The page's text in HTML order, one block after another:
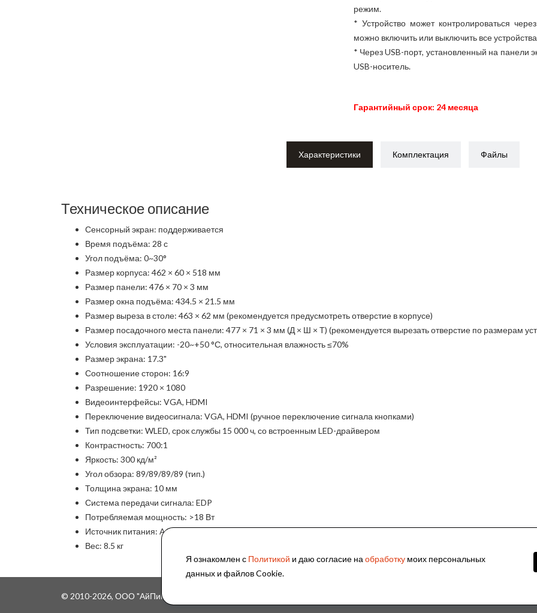
режим.
* Устройство может контролироваться
можно включить или выключить все
* Через USB-порт, установленный на панели
USB-носитель.
Гарантийный срок: 24 месяца
Характеристики Комплектация Файлы
Техническое описание
Сенсорный экран: поддерживается
Время подъёма: 28 с
Угол подъёма: 0~30°
Размер корпуса: 462 × 60 × 518 мм
Размер панели: 476 × 70 × 3 мм
Размер окна подъёма: 434.5 × 21.5 мм
Размер выреза в столе: 463 × 62 мм (рекомендуется предусмотреть отверстие в корпусе)
Размер посадочного места панели: 477 × 71 × 3 мм (Д × Ш × Т) (рекомендуется вырезать отверстие по размерам
Условия эксплуатации: -20~+50 °С, относительная влажность ≤70%
Размер экрана: 17.3"
Соотношение сторон: 16:9
Разрешение: 1920 × 1080
Видеоинтерфейсы: VGA, HDMI
Переключение видеосигнала: VGA, HDMI (ручное переключение сигнала кнопками)
Тип подсветки: WLED, срок службы 15 000 ч, со встроенным LED-драйвером
Контрастность: 700:1
Яркость: 300 кд/м²
Угол обзора: 89/89/89/89 (тип.)
Толщина экрана: 10 мм
Система передачи сигнала: EDP
Потребляемая мощность: >18 Вт
Источник питания: AC 220 В, 50~60 Гц
Вес: 8.5 кг
© 2010-2026, ООО "АйПиМатика"
Я ознакомлен с Политикой и даю согласие на обработкумоих персональных
данных и файлов Cookie.